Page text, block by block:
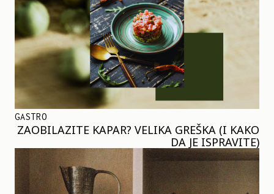
GASTRO
ZAOBILAZITE KAPAR? VELIKA GREŠKA (I KAKO
DA JE ISPRAVITE)